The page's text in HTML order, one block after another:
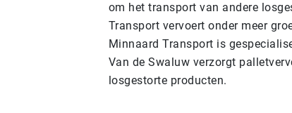
om het transport van andere
Transport vervoert onder meer
Minnaard Transport is
Van de Swaluw verzorgt
losgestorte producten.